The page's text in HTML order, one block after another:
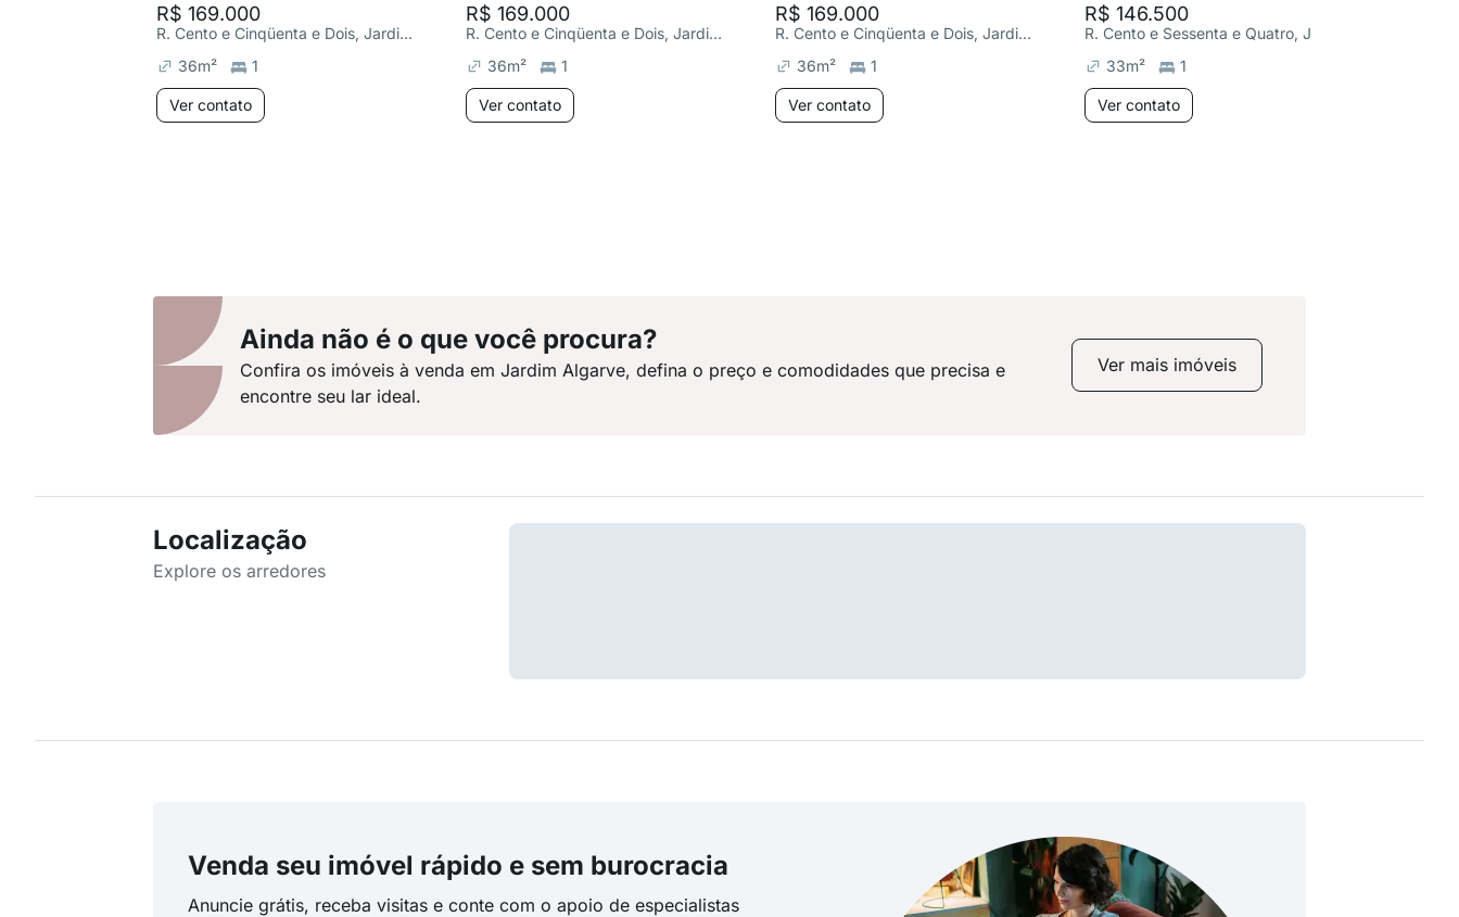
R$ 169.000
R. Cento e Cinqüenta e Dois, Jardim Algarve
36m² 1
Ver contato
R$ 169.000
R. Cento e Cinqüenta e Dois, Jardim Algarve
36m² 1
Ver contato
R$ 169.000
R. Cento e Cinqüenta e Dois, Jardim Algarve
36m² 1
Ver contato
R$ 146.500
33m² 1
Ver contato
Ainda não é o que você procura?
Confira os imóveis à venda em Jardim Algarve, defina o preço e comodidades que precisa e
encontre seu lar ideal.
Ver mais imóveis
Localização
Explore os arredores
Venda seu imóvel rápido e sem burocracia
Anuncie grátis, receba visitas e conte com o apoio de especialistas